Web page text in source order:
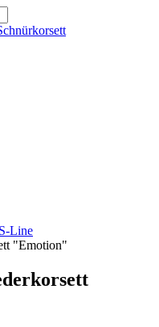
Line
"Emotion"